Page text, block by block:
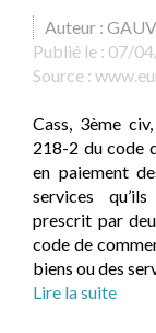
Auteur :
Publié le : 07/
Source :
Cass, 3ème
218-2 du code
en paiement
services
prescrit par
code de
biens ou des
Lire la suite